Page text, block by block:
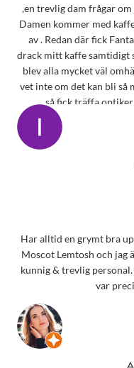
,en trevlig dam frågar
Damen kommer med
av . Redan där fick
drack mitt kaffe samtidigt
blev alla mycket väl
vet inte om det kan bli så mycket bättre.
så fick träffa
Har alltid en grymt bra
Moscot Lemtosh och jag
kunnig & trevlig
var